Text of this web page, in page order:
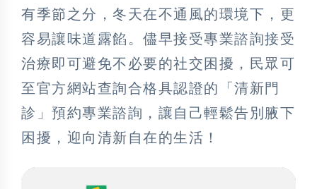
有季節之分，冬天在不通風的環境下，更
容易讓味道露餡。儘早接受專業諮詢接受
治療即可避免不必要的社交困擾，民眾可
至官方網站查詢合格具認證的「清新門
診」預約專業諮詢，讓自己輕鬆告別腋下
困擾，迎向清新自在的生活！